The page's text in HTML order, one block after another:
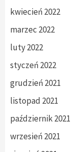
kwiecień 2022
marzec 2022
luty 2022
styczeń 2022
grudzień 2021
listopad 2021
październik 2021
wrzesień 2021